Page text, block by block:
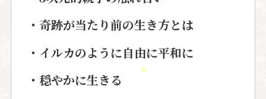
・奇跡が当たり前の生き方とは
・イルカのように自由に平和に
・穏やかに生きる